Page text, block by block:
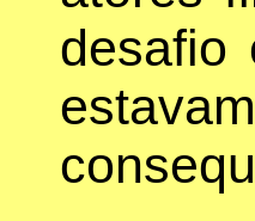
desafio